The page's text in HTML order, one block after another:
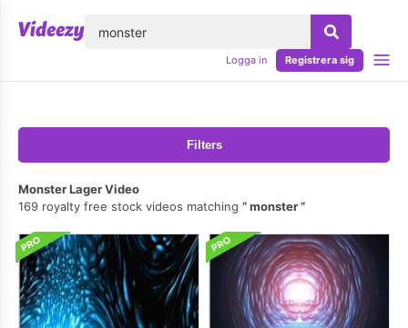
Logga in Registrera sig
Filters
Monster Lager Video
169 royalty free stock videos matching
monster